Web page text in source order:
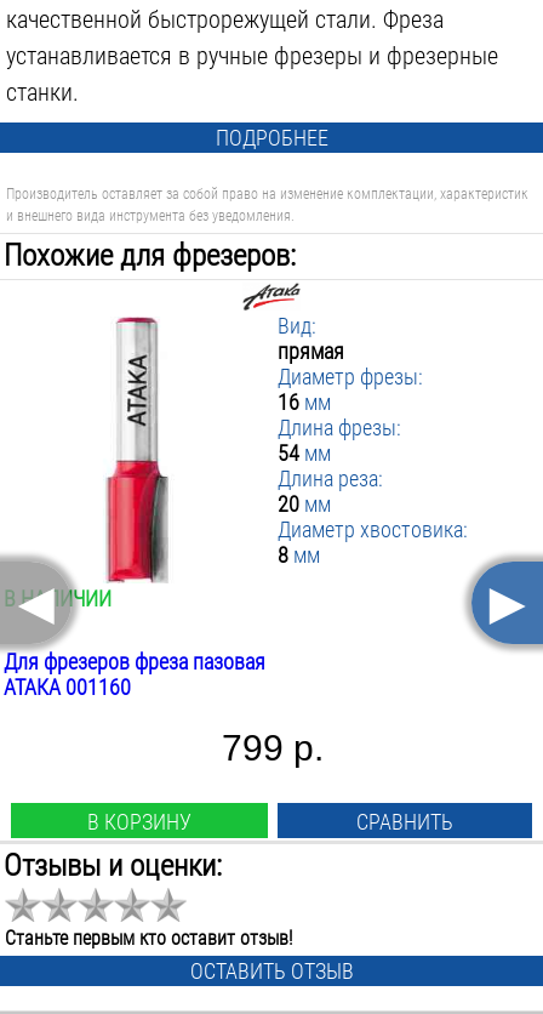
качественной быстрорежущей стали. Фреза
устанавливается в ручные фрезеры и фрезерные
станки.
ПОДРОБНЕЕ
Производитель оставляет за собой право на изменение комплектации, характеристик
и внешнего вида инструмента без уведомления.
Похожие для фрезеров:
Вид:
прямая
Диаметр фрезы:
16 мм
Длина фрезы:
54 мм
Длина реза:
20 мм
Диаметр хвостовика:
8 мм
В НАЛИЧИИ
Для фрезеров фреза пазовая
АТАКА 001160
799 р.
В КОРЗИНУ СРАВНИТЬ
Диаметр фрезы:
16мм
Длина фрезы:
◄ ►
Отзывы и оценки:
Станьте первым кто оставит отзыв!
ОСТАВИТЬ ОТЗЫВ